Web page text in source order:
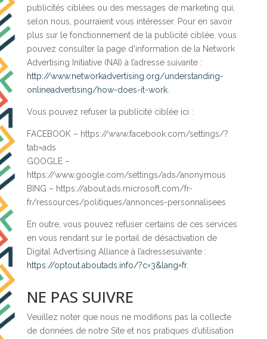
publicités ciblées ou des messages de marketing qui,
selon nous, pourraient vous intéresser. Pour en savoir
plus sur le fonctionnement de la publicité ciblée, vous
pouvez consulter la page d’information de la Network
Advertising Initiative (NAI) à l’adresse suivante :
http://www.networkadvertising.org/understanding-
onlineadvertising/how-does-it-work.
Vous pouvez refuser la publicité ciblée ici :
FACEBOOK – https://www.facebook.com/settings/?
tab=ads
GOOGLE –
https://www.google.com/settings/ads/anonymous
BING – https://about.ads.microsoft.com/fr-
fr/ressources/politiques/annonces-personnalisees
En outre, vous pouvez refuser certains de ces services
en vous rendant sur le portail de désactivation de
Digital Advertising Alliance à l’adressesuivante :
https://optout.aboutads.info/?c=3&lang=fr.
NE PAS SUIVRE
Veuillez noter que nous ne modifions pas la collecte
de données de notre Site et nos pratiques d’utilisation